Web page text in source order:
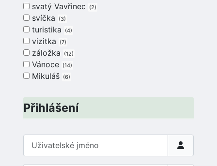
svatý Vavřinec 2
svíčka 3
turistika 4
vizitka 7
záložka 12
Vánoce 14
Mikuláš 6
Přihlášení
Uživatelské jméno